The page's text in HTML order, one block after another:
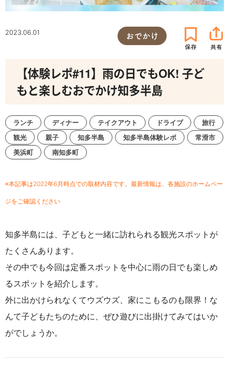
2023.06.01 おでかけ
【体験レポ#11】雨の日でもOK! 子ど
もと楽しむおでかけ知多半島
ランチ ディナー テイクアウト ドライブ
旅行
観光
親子 知多半島 知多半島体験レポ
常滑市
美浜町
南知多町
※本記事は2022年6月時点での取材内容です。最新情報は、各施設のホームペー
ジをご確認ください
知多半島には、子どもと一緒に訪れられる観光スポットが
たくさんあります。
その中でも今回は定番スポットを中心に雨の日でも楽しめ
るスポットを紹介します。
外に出かけられなくてウズウズ、家にこもるのも限界！な
んて子どもたちのために、ぜひ遊びに出掛けてみてはいか
がでしょうか。